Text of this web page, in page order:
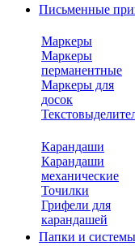
Письменные
Маркеры
Маркеры
перманентные
Маркеры для
досок
Карандаши
Карандаши
механические
Точилки
Грифели для
карандашей
Папки и